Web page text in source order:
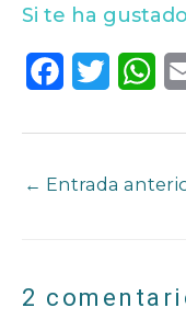
Si te ha
e
o
t
r
W
t
p
← Entrada
2